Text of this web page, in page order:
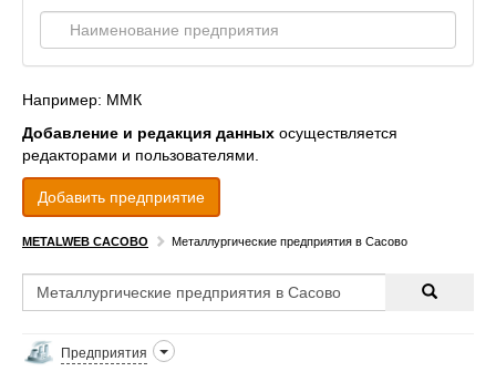
Например: ММК
Добавление и редакция данных осуществляется
редакторами и пользователями.
Добавить предприятие
METALWEB САСОВО Металлургические предприятия в Сасово
Предприятия